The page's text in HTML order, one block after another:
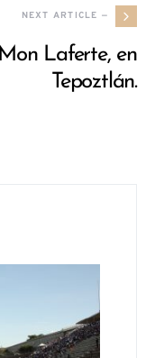
NEXT ARTICLE —
Laferte, en
Tepoztlán.